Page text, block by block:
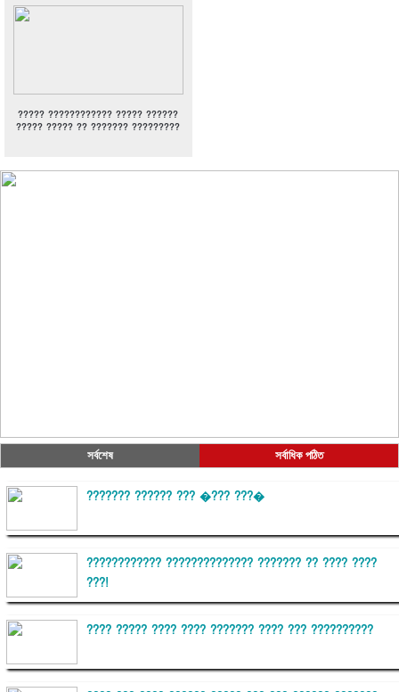
????? ???????????? ????? ??????
????? ????? ?? ??????? ?????????
সর্বশেষ সর্বাধিক পঠিত
??????? ?????? ??? �??? ???�
???????????? ?????????????? ??????? ?? ???? ????
???!
???? ????? ???? ???? ??????? ???? ??? ??????????